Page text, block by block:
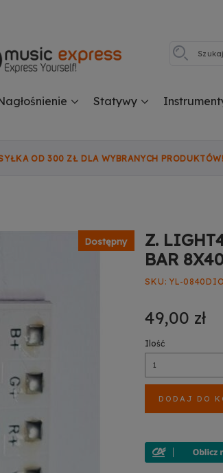
Statywy
OD 300 ZŁ DLA WYBRANYCH PRODUKTÓW!
Dostępny
Z.
BAR
SKU YL-
49,00 zł
Ilość
DODAJ DO